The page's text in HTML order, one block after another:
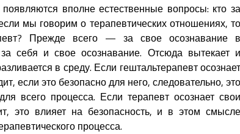
вполне естественные вопросы: кто за
мы говорим о терапевтических отношениях, то
Прежде всего — за свое осознавание в
себя и свое осознавание. Отсюда вытекает и
в среду. Если гештальтерапевт осознает
если это безопасно для него, следовательно, это
всего процесса. Если терапевт осознает свои
это влияет на безопасность, и в этом смысле
процесса.